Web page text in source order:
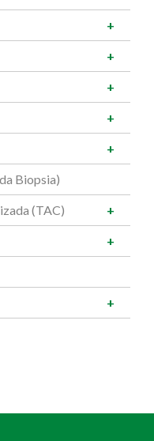
Biopsia)
(TAC)